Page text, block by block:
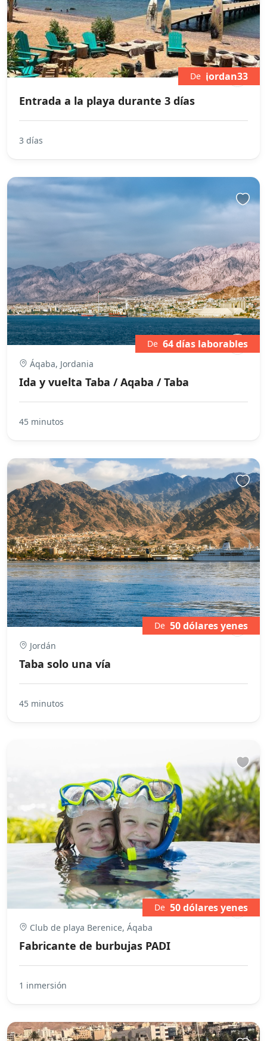
Entrada a la playa durante 3 días
De jordan33
3 días
Áqaba, Jordania
Ida y vuelta Taba / Aqaba / Taba
De 64 días laborables
45 minutos
Jordán
Taba solo una vía
De 50 dólares yenes
45 minutos
Club de playa Berenice, Áqaba
Fabricante de burbujas PADI
De 50 dólares yenes
1 inmersión